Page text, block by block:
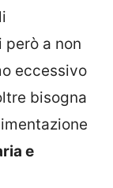
a non
eccessivo
bisogna
e